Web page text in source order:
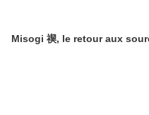
Misogi 禊, le retour aux